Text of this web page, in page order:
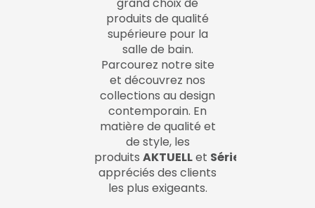
produits de qualité
supérieure pour la
salle de bain.
Parcourez notre site
et découvrez nos
collections au design
contemporain. En
matière de qualité et
de style, les
produitsAKTUELLet SériePRO
appréciés des clients
les plus exigeants.